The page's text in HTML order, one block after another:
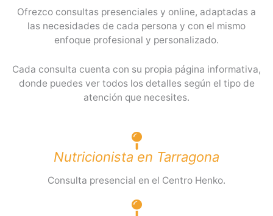
Ofrezco consultas presenciales y online, adaptadas a
las necesidades de cada persona y con el mismo
enfoque profesional y personalizado.
Cada consulta cuenta con su propia página informativa,
donde puedes ver todos los detalles según el tipo de
atención que necesites.
Nutricionista en Tarragona
Consulta presencial en el Centro Henko.